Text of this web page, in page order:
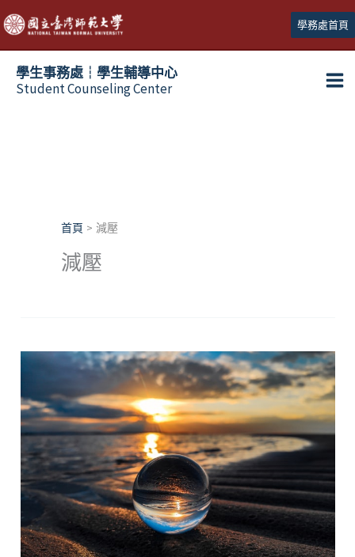
跳
至
主
學務處首頁
學生事務處┆學生輔導中心
Student Counseling Center
首頁 減壓
減壓